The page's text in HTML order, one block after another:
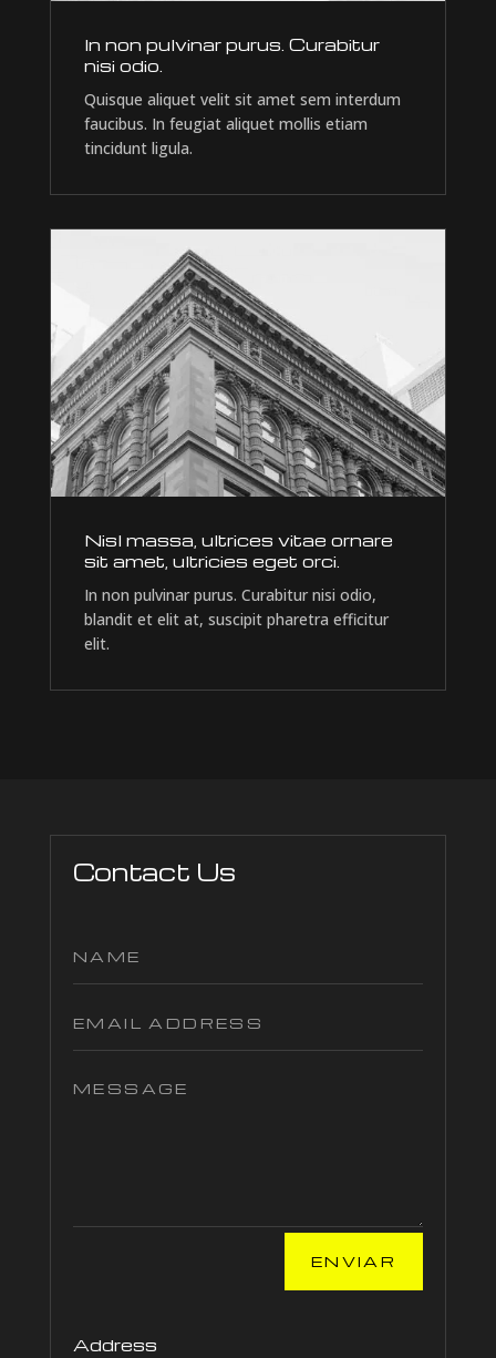
In non pulvinar purus. Curabitur
nisi odio.
Quisque aliquet velit sit amet sem interdum
faucibus. In feugiat aliquet mollis etiam
tincidunt ligula.
Nisl massa, ultrices vitae ornare
sit amet, ultricies eget orci.
In non pulvinar purus. Curabitur nisi odio,
blandit et elit at, suscipit pharetra efficitur
elit.
Contact Us
ENVIAR
Address